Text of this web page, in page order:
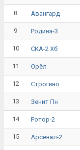
8 Авангард
9 Родина-3
10 СКА-2 Хб
11 Орёл
12 Строгино
13 Зенит Пн
14 Ротор-2
15 Арсенал-2